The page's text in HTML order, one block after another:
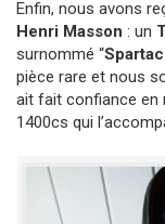
Enfin, nous avons
Henri Masson : un
surnommé “
pièce rare et nous
ait fait confiance en
1400cs qui